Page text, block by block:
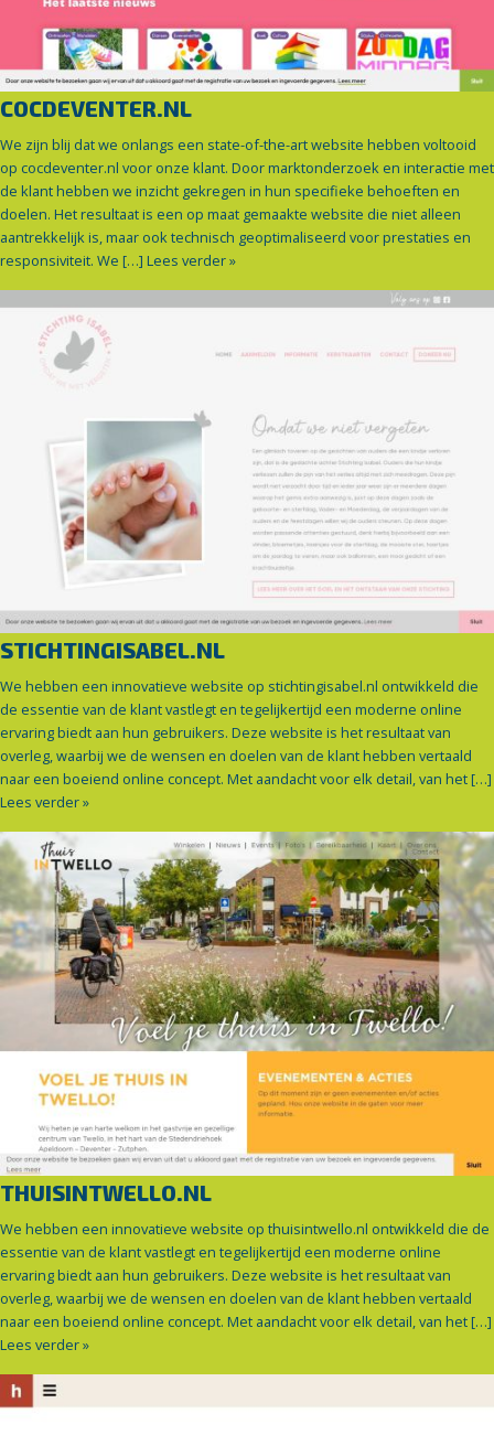
COCDEVENTER.NL
We zijn blij dat we onlangs een state-of-the-art website hebben voltooid
op cocdeventer.nl voor onze klant. Door marktonderzoek en interactie met
de klant hebben we inzicht gekregen in hun specifieke behoeften en
doelen. Het resultaat is een op maat gemaakte website die niet alleen
aantrekkelijk is, maar ook technisch geoptimaliseerd voor prestaties en
responsiviteit. We […] Lees verder »
STICHTINGISABEL.NL
We hebben een innovatieve website op stichtingisabel.nl ontwikkeld die
de essentie van de klant vastlegt en tegelijkertijd een moderne online
ervaring biedt aan hun gebruikers. Deze website is het resultaat van
overleg, waarbij we de wensen en doelen van de klant hebben vertaald
naar een boeiend online concept. Met aandacht voor elk detail, van het […]
Lees verder »
THUISINTWELLO.NL
We hebben een innovatieve website op thuisintwello.nl ontwikkeld die de
essentie van de klant vastlegt en tegelijkertijd een moderne online
ervaring biedt aan hun gebruikers. Deze website is het resultaat van
overleg, waarbij we de wensen en doelen van de klant hebben vertaald
naar een boeiend online concept. Met aandacht voor elk detail, van het […]
Lees verder »